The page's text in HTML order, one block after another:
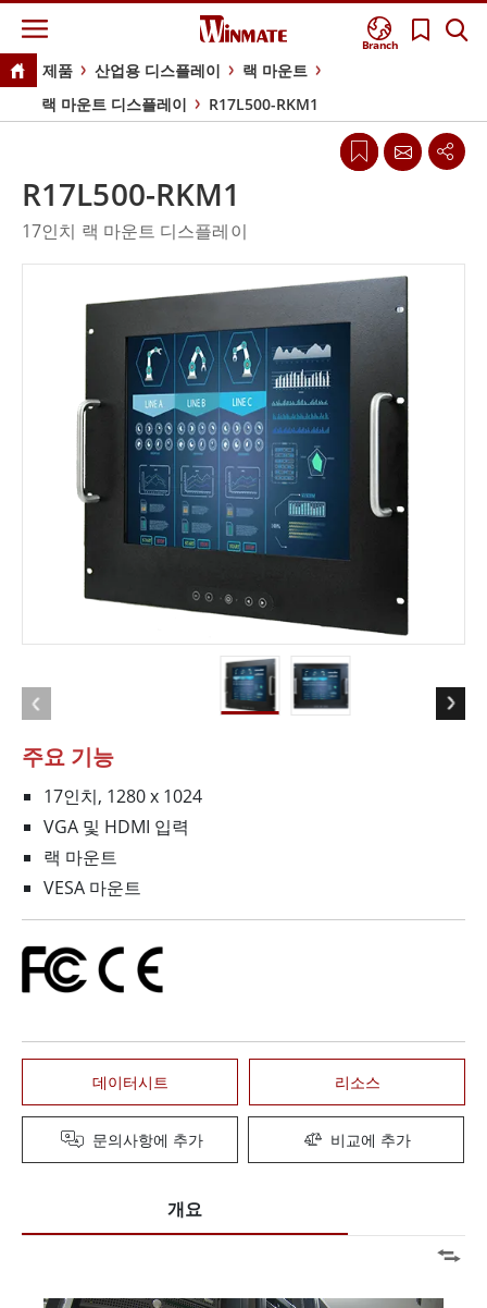
Branch
제품 산업용 디스플레이
랙 마운트
랙 마운트 디스플레이
R17L500-RKM1
주요 기능
17인치, 1280 x 1024
VGA 및 HDMI 입력
랙 마운트
VESA 마운트
데이터시트 리소스
문의사항에 추가 비교에 추가
R17L500-RKM1
17인치 랙 마운트 디스플레이
개요